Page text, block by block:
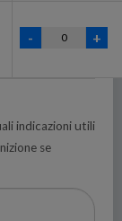
indicazioni utili
se